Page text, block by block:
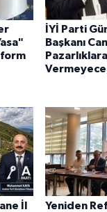
İYİ Parti
Başkanı
İl
Yeniden